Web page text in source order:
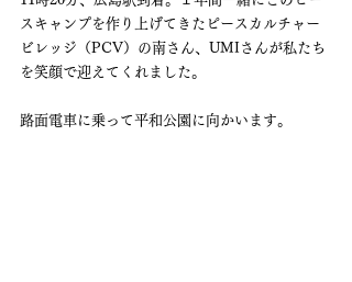
スキャンプを作り上げてきたピースカルチャー
ビレッジ（PCV）の南さん、UMIさんが私たち
を笑顔で迎えてくれました。
路面電車に乗って平和公園に向かいます。